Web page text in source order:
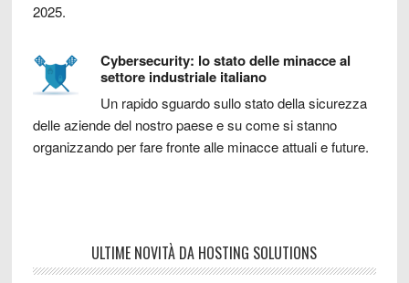
2025.
Cybersecurity: lo stato delle minacce al
settore industriale italiano
Un rapido sguardo sullo stato della sicurezza
delle aziende del nostro paese e su come si stanno
organizzando per fare fronte alle minacce attuali e future.
ULTIME NOVITÀ DA HOSTING SOLUTIONS